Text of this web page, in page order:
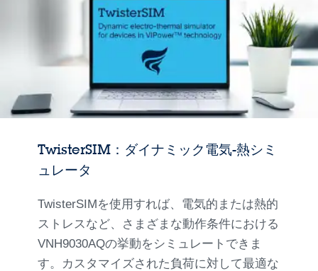
TwisterSIM：ダイナミック電気-熱シミ
ュレータ
TwisterSIMを使用すれば、電気的または熱的
ストレスなど、さまざまな動作条件における
VNH9030AQの挙動をシミュレートできま
す。カスタマイズされた負荷に対して最適な